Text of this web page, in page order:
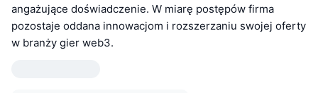
angażujące doświadczenie. W miarę postępów firma
pozostaje oddana innowacjom i rozszerzaniu swojej oferty
w branży gier web3.